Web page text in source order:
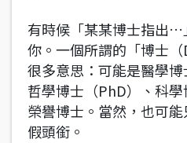
有時候「某某博士指出
你。一個所謂的「博士
很多意思：可能是醫學
哲學博士（PhD）、科
榮譽博士。當然，也可
假頭銜。